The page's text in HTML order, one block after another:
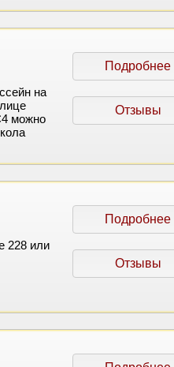
на
можно
Подробнее
Отзывы
228 или
Подробнее
Отзывы